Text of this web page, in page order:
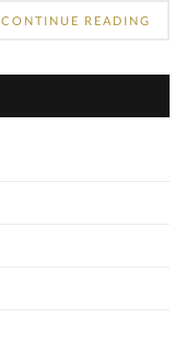
CONTINUE READING